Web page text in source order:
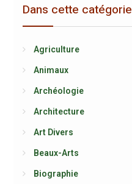
Dans cette catégorie
Agriculture
Animaux
Archéologie
Architecture
Art Divers
Beaux-Arts
Biographie